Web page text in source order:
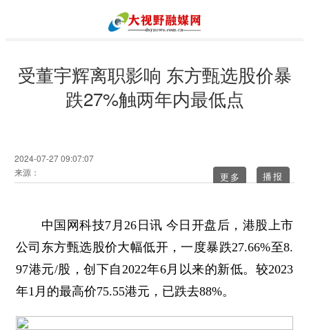
受董宇辉离职影响 东方甄选股价暴
跌27%触两年内最低点
2024-07-27 09:07:07
来源：
更多
中国网科技7月26日讯 今日开盘后，港股上市
公司东方甄选股价大幅低开，一度暴跌27.66%至8.
97港元/股，创下自2022年6月以来的新低。较2023
年1月的最高价75.55港元，已跌去88%。